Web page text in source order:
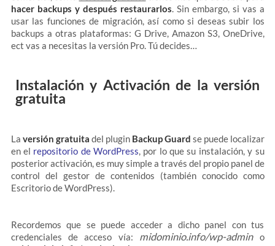
hacer backups y después restaurarlos. Sin embargo, si vas a
usar las funciones de migración, así como si deseas subir los
backups a otras plataformas: G Drive, Amazon S3, OneDrive,
ect vas a necesitas la versión Pro. Tú decides…
Instalación y Activación de la versión
gratuita
La versión gratuita del pluginBackup Guard se puede localizar
en el repositorio de WordPress, por lo que su instalación, y su
posterior activación, es muy simple a través del propio panel de
control del gestor de contenidos (también conocido como
Escritorio de WordPress).
Recordemos que se puede acceder a dicho panel con tus
credenciales de acceso vía: midominio.info/wp-admino